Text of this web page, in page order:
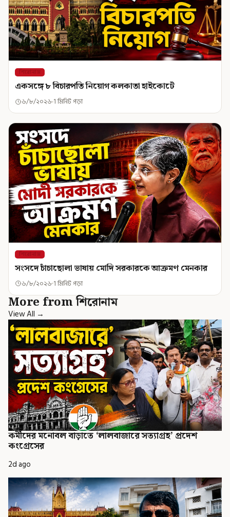
শিরোনাম
একসঙ্গে ৮ বিচারপতি নিয়োগ কলকাতা হাইকোর্টে
৬/৮/২০২৬ 1 মিনিট পড়া
শিরোনাম
সংসদে চাঁচাছোলা ভাষায় মোদি সরকারকে আক্রমণ মেনকার
৬/৮/২০২৬ 1 মিনিট পড়া
More from শিরোনাম
View All →
কর্মীদের মনোবল বাড়াতে ‘লালবাজারে সত্যাগ্রহ’ প্রদেশ
কংগ্রেসের
2d ago